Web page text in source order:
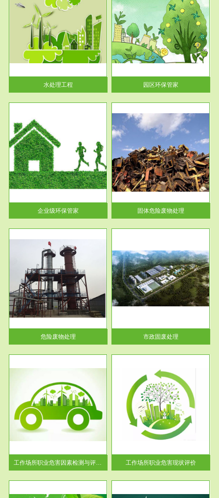
水处理工程
服务范围
园区环保管家
2016 年 4 月，环保部下发《关
于积极发挥环境保护作用促进供
给侧结...
园区环保管家
企业级环保管家
服务范围
固体危险废物处理
固体废物解释：固体废物是指人
们在生产建设、日常生活和其他
活动中...
固体危险废物处理
危险废物处理
服务范围
市政固废处理
蔚蓝生态环境科技所从事的市政
废物处理业务包括市政废物的处
理处...
市政固废处理
工作场所职业危害因素检测与评价...
服务范围
工作场所职业危害现状评价
【现状评价意义】：具体因素---
-通过质谱分析等多种手段明确
工作场...
工作场所职业危害现状评价